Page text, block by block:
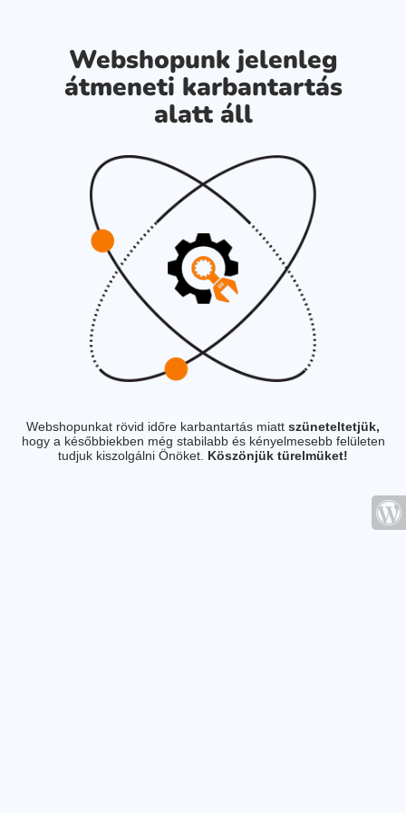
Webshopunk jelenleg
átmeneti karbantartás
alatt áll
Webshopunkat rövid időre karbantartás miatt szüneteltetjük,
hogy a későbbiekben még stabilabb és kényelmesebb felületen
tudjuk kiszolgálni Önöket. Köszönjük türelmüket!